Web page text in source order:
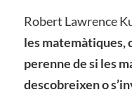
Robert Lawrence
les matemàtiques,
perenne de si les
descobreixen o